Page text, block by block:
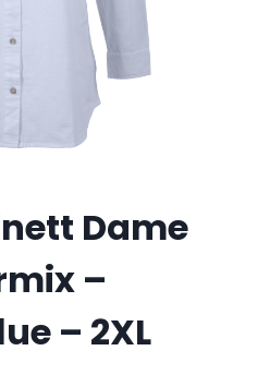
Dame
–
– 2XL